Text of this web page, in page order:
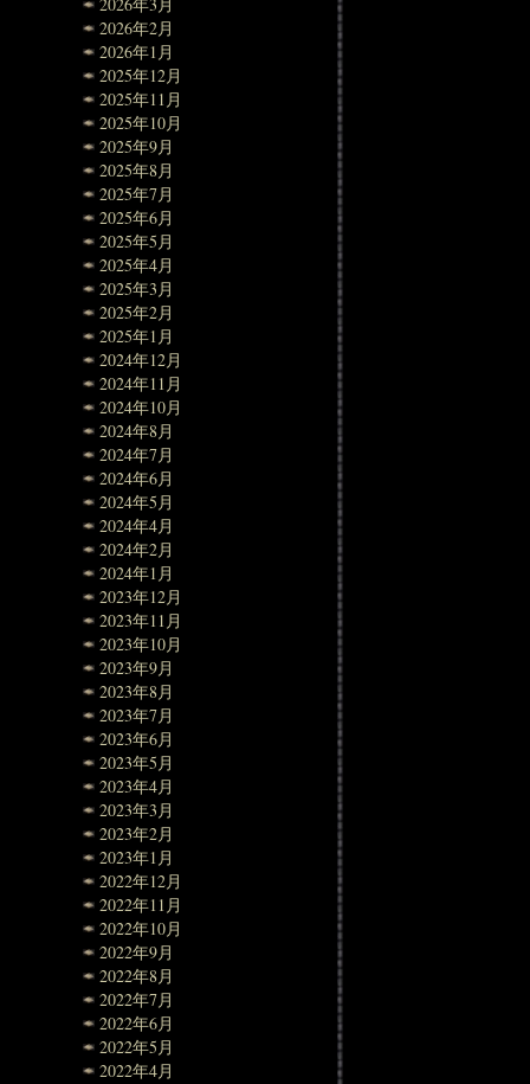
2026年2月
2026年1月
2025年12月
2025年11月
2025年10月
2025年9月
2025年8月
2025年7月
2025年6月
2025年5月
2025年4月
2025年3月
2025年2月
2025年1月
2024年12月
2024年11月
2024年10月
2024年8月
2024年7月
2024年6月
2024年5月
2024年4月
2024年2月
2024年1月
2023年12月
2023年11月
2023年10月
2023年9月
2023年8月
2023年7月
2023年6月
2023年5月
2023年4月
2023年3月
2023年2月
2023年1月
2022年12月
2022年11月
2022年10月
2022年9月
2022年8月
2022年7月
2022年6月
2022年5月
2022年4月